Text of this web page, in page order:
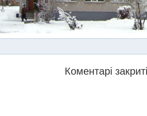
Коментарі